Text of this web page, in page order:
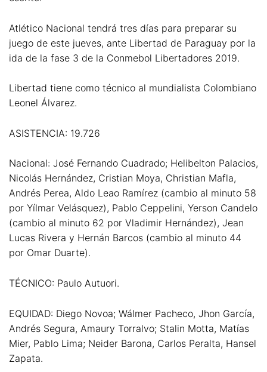
Atlético Nacional tendrá tres días para preparar su
juego de este jueves, ante Libertad de Paraguay por la
ida de la fase 3 de la Conmebol Libertadores 2019.
Libertad tiene como técnico al mundialista Colombiano
Leonel Álvarez.
ASISTENCIA: 19.726
Nacional: José Fernando Cuadrado; Helibelton Palacios,
Nicolás Hernández, Cristian Moya, Christian Mafla,
Andrés Perea, Aldo Leao Ramírez (cambio al minuto 58
por Yílmar Velásquez), Pablo Ceppelini, Yerson Candelo
(cambio al minuto 62 por Vladimir Hernández), Jean
Lucas Rivera y Hernán Barcos (cambio al minuto 44
por Omar Duarte).
TÉCNICO: Paulo Autuori.
EQUIDAD: Diego Novoa; Wálmer Pacheco, Jhon García,
Andrés Segura, Amaury Torralvo; Stalin Motta, Matías
Mier, Pablo Lima; Neider Barona, Carlos Peralta, Hansel
Zapata.